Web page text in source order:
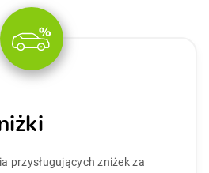
przysługujących zniżek za